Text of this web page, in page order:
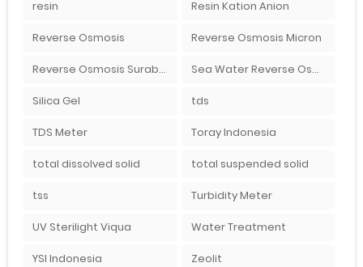
resin Resin Kation Anion
Reverse Osmosis Reverse Osmosis Micron
Reverse Osmosis Surabaya Sea Water Reverse Osmosis
Silica Gel tds
TDS Meter Toray Indonesia
total dissolved solid total suspended solid
tss Turbidity Meter
UV Sterilight Viqua Water Treatment
YSI Indonesia Zeolit